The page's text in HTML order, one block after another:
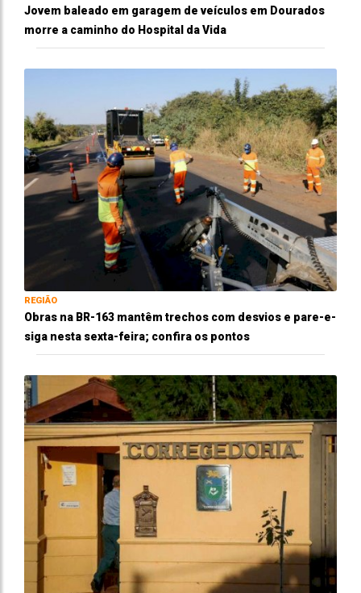
Jovem baleado em garagem de veículos em Dourados
morre a caminho do Hospital da Vida
REGIÃO
Obras na BR-163 mantêm trechos com desvios e pare-e-
siga nesta sexta-feira; confira os pontos